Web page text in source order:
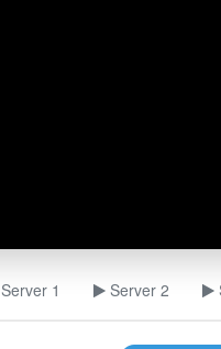
Server 1 Server 2